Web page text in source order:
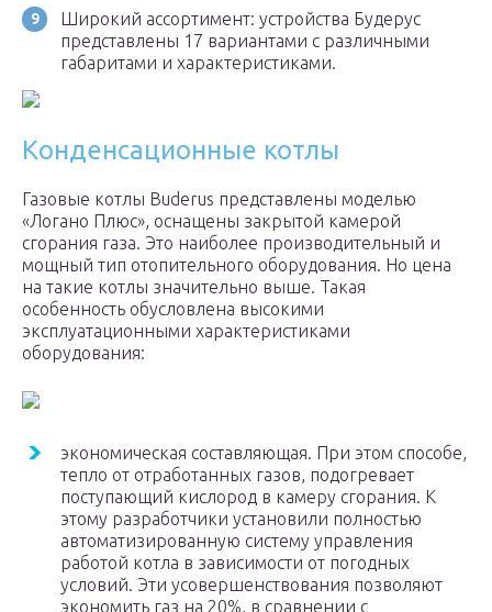
Широкий ассортимент: устройства Будерус
представлены 17 вариантами с различными
габаритами и характеристиками.
Конденсационные котлы
Газовые котлы Buderus представлены моделью
«Логано Плюс», оснащены закрытой камерой
сгорания газа. Это наиболее производительный и
мощный тип отопительного оборудования. Но цена
на такие котлы значительно выше. Такая
особенность обусловлена высокими
эксплуатационными характеристиками
оборудования:
экономическая составляющая. При этом способе,
тепло от отработанных газов, подогревает
поступающий кислород в камеру сгорания. К
этому разработчики установили полностью
автоматизированную систему управления
работой котла в зависимости от погодных
условий. Эти усовершенствования позволяют
экономить газ на 20%, в сравнении с